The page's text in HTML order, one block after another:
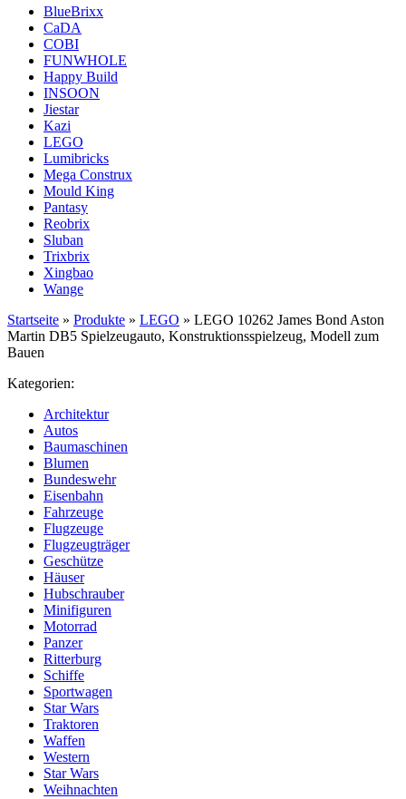
BlueBrixx
CaDA
COBI
FUNWHOLE
Happy Build
INSOON
Jiestar
Kazi
LEGO
Lumibricks
Mega Construx
Mould King
Pantasy
Reobrix
Sluban
Trixbrix
Xingbao
Wange
Startseite » Produkte » LEGO » LEGO 10262 James Bond Aston
Martin DB5 Spielzeugauto, Konstruktionsspielzeug, Modell zum
Bauen
Kategorien:
Architektur
Autos
Baumaschinen
Blumen
Bundeswehr
Eisenbahn
Fahrzeuge
Flugzeuge
Flugzeugträger
Geschütze
Häuser
Hubschrauber
Minifiguren
Motorrad
Panzer
Ritterburg
Schiffe
Sportwagen
Star Wars
Traktoren
Waffen
Western
Star Wars
Weihnachten